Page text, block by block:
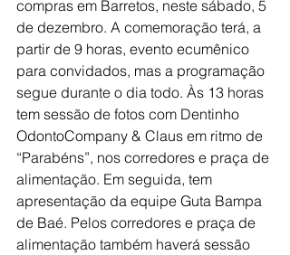
compras em Barretos, neste sábado, 5
de dezembro. A comemoração terá, a
partir de 9 horas, evento ecumênico
para convidados, mas a programação
segue durante o dia todo. Às 13 horas
tem sessão de fotos com Dentinho
OdontoCompany & Claus em ritmo de
“Parabéns”, nos corredores e praça de
alimentação. Em seguida, tem
apresentação da equipe Guta Bampa
de Baé. Pelos corredores e praça de
alimentação também haverá sessão